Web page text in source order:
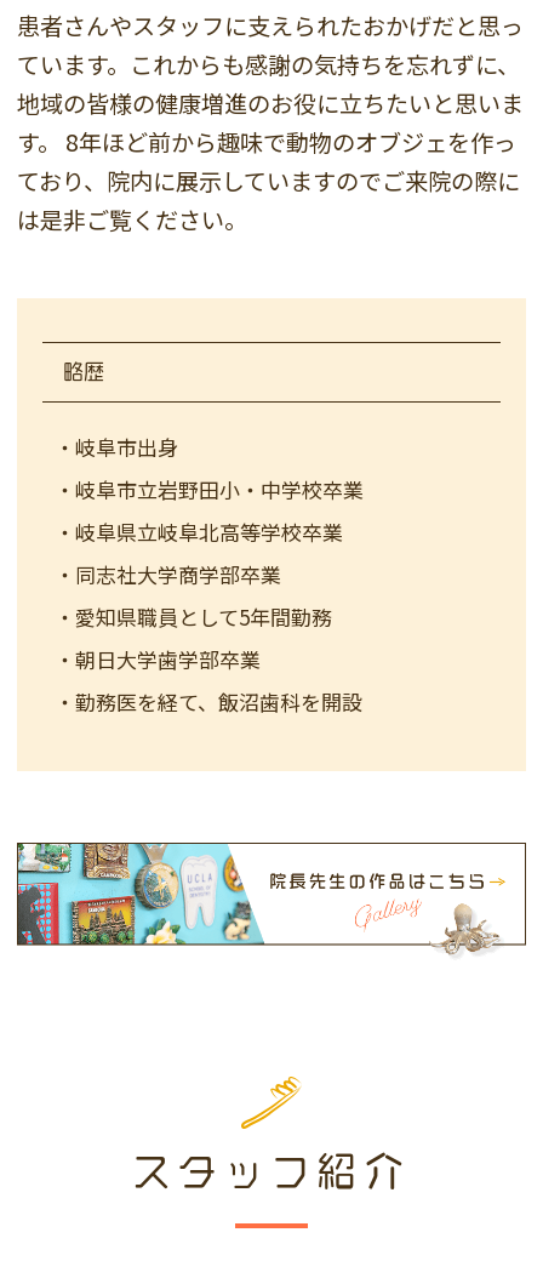
患者さんやスタッフに支えられたおかげだと思っ
ています。これからも感謝の気持ちを忘れずに、
地域の皆様の健康増進のお役に立ちたいと思いま
す。
8年ほど前から趣味で動物のオブジェを作っ
ており、院内に展示していますのでご来院の際に
は是非ご覧ください。
略歴
・岐阜市出身
・岐阜市立岩野田小・中学校卒業
・岐阜県立岐阜北高等学校卒業
・同志社大学商学部卒業
・愛知県職員として5年間勤務
・朝日大学歯学部卒業
・勤務医を経て、飯沼歯科を開設
スタッフ紹介